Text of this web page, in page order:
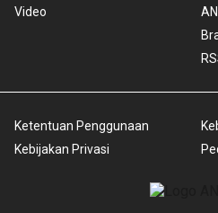
Video
Ketentuan Penggunaan
Kebijakan Privasi